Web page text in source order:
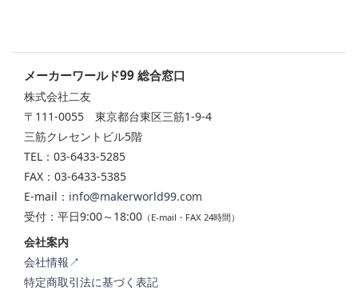
メーカーワールド99 総合窓口
株式会社二友
〒111-0055 東京都台東区三筋1-9-4
三筋クレセントビル5階
TEL：03-6433-5285
FAX：03-6433-5385
E-mail： info@makerworld99.com
受付：平日9:00～18:00 （E-mail・FAX 24時間）
会社案内
会社情報↗
特定商取引法に基づく表記